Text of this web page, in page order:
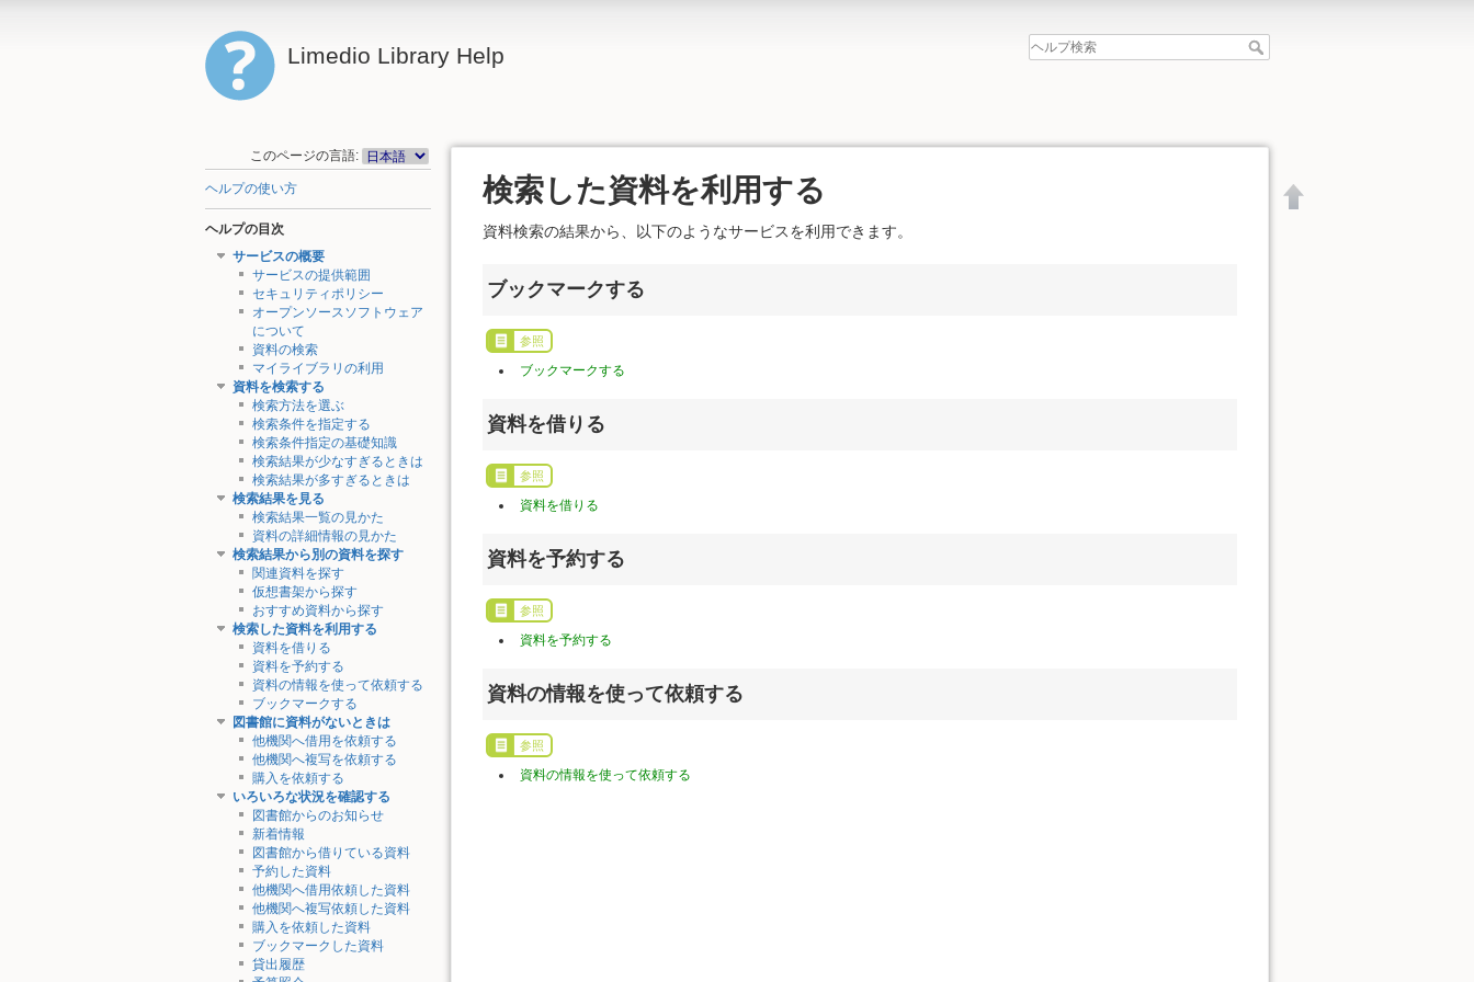
Limedio Library Help
このページの言語:
ヘルプの使い方
ヘルプの目次
サービスの概要
サービスの提供範囲
セキュリティポリシー
オープンソースソフトウェア
について
資料の検索
マイライブラリの利用
資料を検索する
検索方法を選ぶ
検索条件を指定する
検索条件指定の基礎知識
検索結果が少なすぎるときは
検索結果が多すぎるときは
検索結果を見る
検索結果一覧の見かた
資料の詳細情報の見かた
検索結果から別の資料を探す
関連資料を探す
仮想書架から探す
おすすめ資料から探す
検索した資料を利用する
資料を借りる
資料を予約する
資料の情報を使って依頼する
ブックマークする
図書館に資料がないときは
他機関へ借用を依頼する
他機関へ複写を依頼する
購入を依頼する
いろいろな状況を確認する
図書館からのお知らせ
新着情報
図書館から借りている資料
予約した資料
他機関へ借用依頼した資料
他機関へ複写依頼した資料
購入を依頼した資料
ブックマークした資料
貸出履歴
検索した資料を利用する
資料検索の結果から、以下のようなサービスを利用できます。
ブックマークする
参照
ブックマークする
資料を借りる
参照
資料を借りる
資料を予約する
参照
資料を予約する
資料の情報を使って依頼する
参照
資料の情報を使って依頼する